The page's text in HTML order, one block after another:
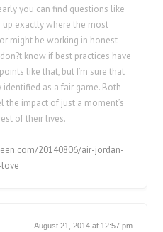
you can find questions like
up exactly where the most
might be working in honest
know if best practices have
like that, but I’m sure that
as a fair game. Both
the impact of just a moment’s
of their lives.
20140806/air-jordan-
August 21, 2014 at 12:57 pm